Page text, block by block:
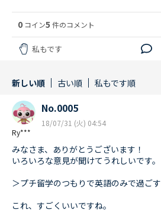
0 コイン5 件のコメント
私もです
新しい順 古い順 私もです順
Ry***
No.0005
18/07/31 (火) 04:54
みなさま、ありがとうございます！
いろいろな意見が聞けてうれしいです。
＞プチ留学のつもりで英語のみで過ごす
これ、すごくいいですね。